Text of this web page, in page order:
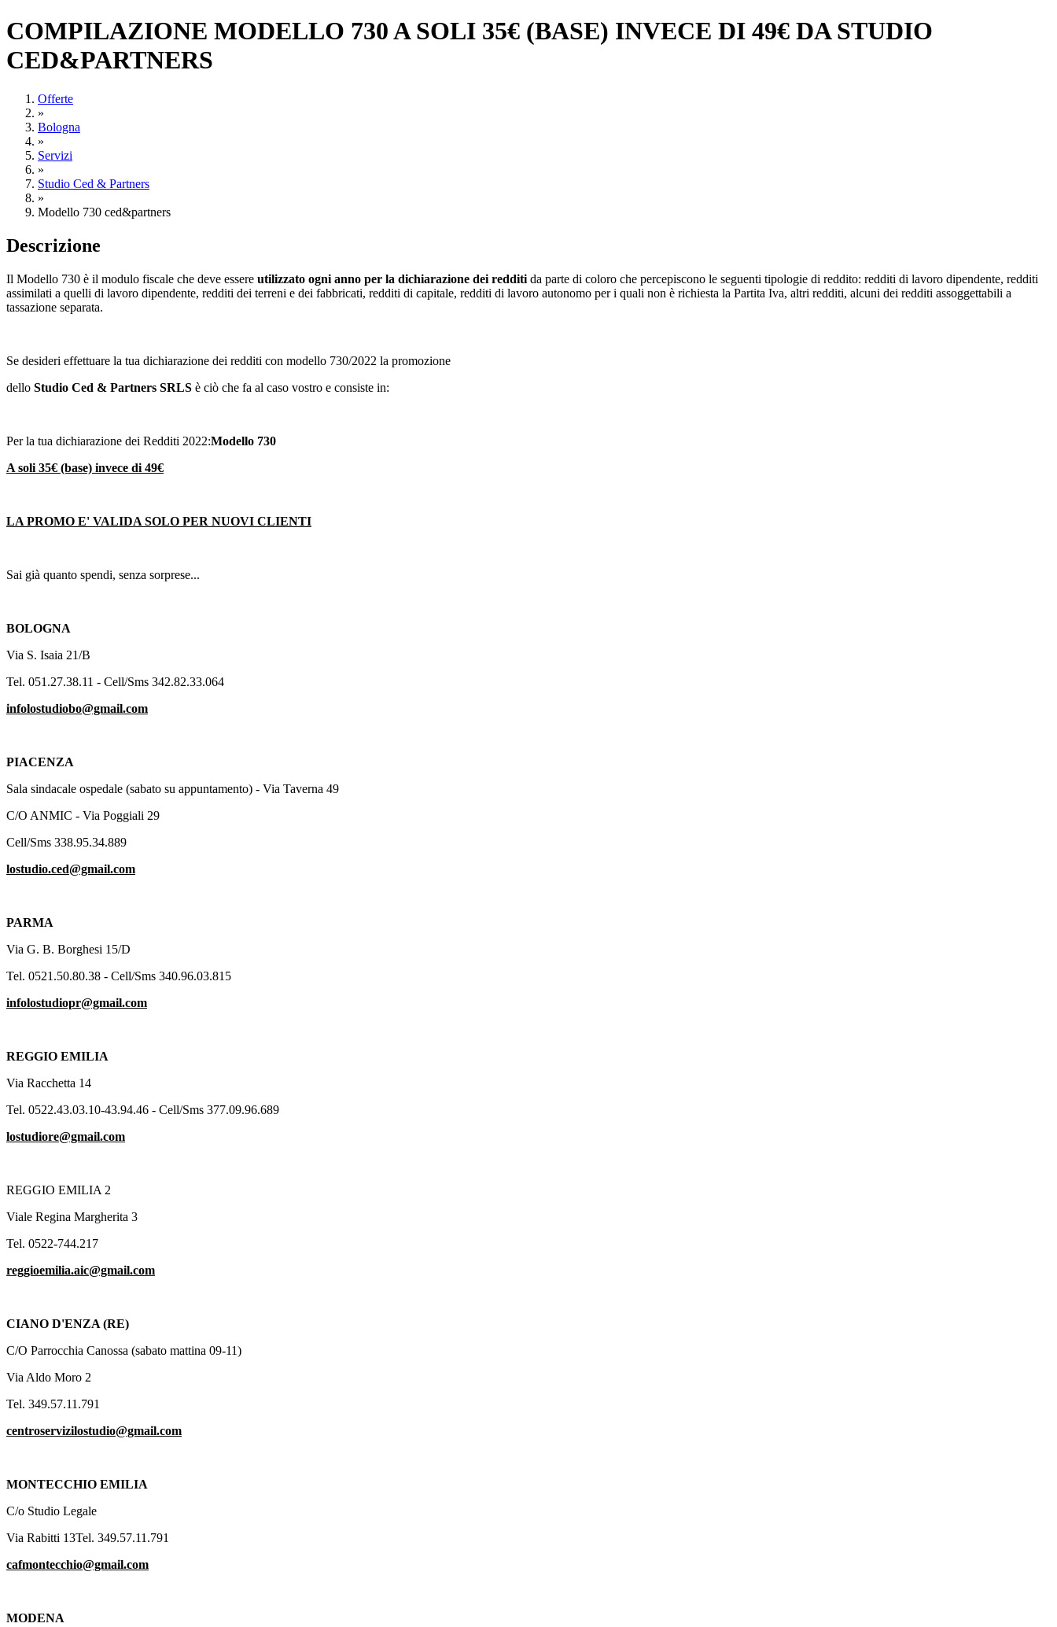
COMPILAZIONE MODELLO 730 A SOLI 35€ (BASE) INVECE DI 49€ DA STUDIO
CED&PARTNERS
Offerte
»
Bologna
»
Servizi
»
Studio Ced & Partners
»
Modello 730 ced&partners
Descrizione
Il Modello 730 è il modulo fiscale che deve essere utilizzato ogni anno per la dichiarazione dei redditi da parte di coloro che percepiscono le seguenti tipologie di reddito: redditi di lavoro dipendente, redditi
assimilati a quelli di lavoro dipendente, redditi dei terreni e dei fabbricati, redditi di capitale, redditi di lavoro autonomo per i quali non è richiesta la Partita Iva, altri redditi, alcuni dei redditi assoggettabili a
tassazione separata.
Se desideri effettuare la tua dichiarazione dei redditi con modello 730/2022 la promozione
dello Studio Ced & Partners SRLS è ciò che fa al caso vostro e consiste in:
Per la tua dichiarazione dei Redditi 2022:Modello 730
A soli 35€ (base) invece di 49€
LA PROMO E' VALIDA SOLO PER NUOVI CLIENTI
Sai già quanto spendi, senza sorprese...
BOLOGNA
Via S. Isaia 21/B
Tel. 051.27.38.11 - Cell/Sms 342.82.33.064
infolostudiobo@gmail.com
PIACENZA
Sala sindacale ospedale (sabato su appuntamento) - Via Taverna 49
C/O ANMIC - Via Poggiali 29
Cell/Sms 338.95.34.889
lostudio.ced@gmail.com
PARMA
Via G. B. Borghesi 15/D
Tel. 0521.50.80.38 - Cell/Sms 340.96.03.815
infolostudiopr@gmail.com
REGGIO EMILIA
Via Racchetta 14
Tel. 0522.43.03.10-43.94.46 - Cell/Sms 377.09.96.689
lostudiore@gmail.com
REGGIO EMILIA 2
Viale Regina Margherita 3
Tel. 0522-744.217
reggioemilia.aic@gmail.com
CIANO D'ENZA (RE)
C/O Parrocchia Canossa (sabato mattina 09-11)
Via Aldo Moro 2
Tel. 349.57.11.791
centroservizilostudio@gmail.com
MONTECCHIO EMILIA
C/o Studio Legale
Via Rabitti 13Tel. 349.57.11.791
cafmontecchio@gmail.com
MODENA